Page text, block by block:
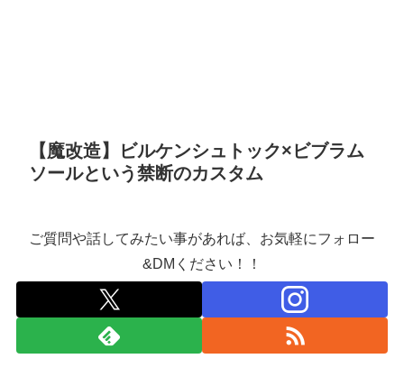
【魔改造】ビルケンシュトック×ビブラム
ソールという禁断のカスタム
ご質問や話してみたい事があれば、お気軽にフォロー
&DMください！！